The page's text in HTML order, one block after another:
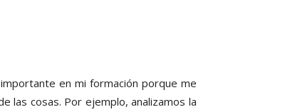
en mi formación porque me
las cosas. Por ejemplo, analizamos la